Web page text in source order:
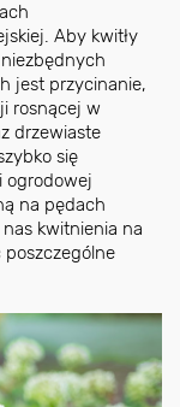
Aby kwitły
jest przycinanie,
rosnącej w
drzewiaste
się
ogrodowej
na pędach
kwitnienia na